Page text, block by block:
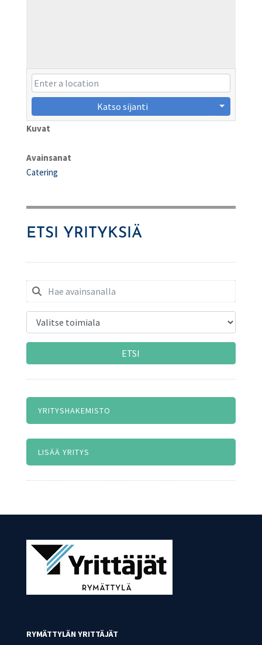
Katso sijanti
Kuvat
Avainsanat
Catering
ETSI YRITYKSIÄ
ETSI
YRITYSHAKEMISTO
LISÄÄ YRITYS
RYMÄTTYLÄN YRITTÄJÄT